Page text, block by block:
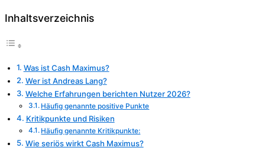
Inhaltsverzeichnis
Was ist Cash Maximus?
Wer ist Andreas Lang?
Welche Erfahrungen berichten Nutzer 2026?
Häufig genannte positive Punkte
Kritikpunkte und Risiken
Häufig genannte Kritikpunkte:
Wie seriös wirkt Cash Maximus?